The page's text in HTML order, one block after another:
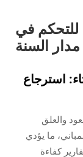
استفد من مراوح HVLS للتحكم في
مدار السنة
استرجاع
والعلق
ما يؤدي
لتقارير كفاءة